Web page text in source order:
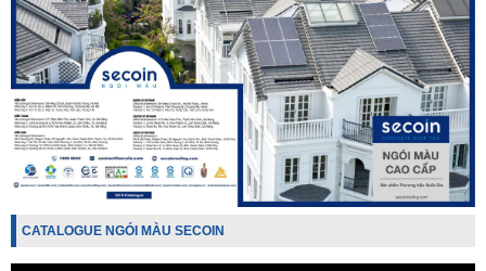
CATALOGUE NGÓI MÀU SECOIN